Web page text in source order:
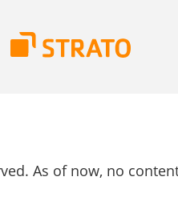
As of now, no